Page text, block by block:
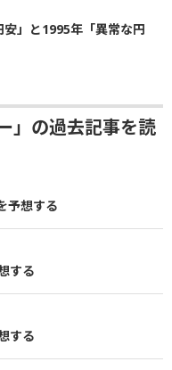
安」と1995年「異常な円
」の過去記事を読
予想する
する
する